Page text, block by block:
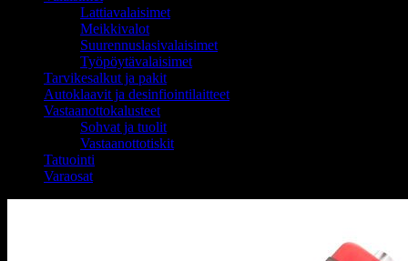
Lattiavalaisimet
Meikkivalot
Suurennuslasivalaisimet
Työpöytävalaisimet
Tarvikesalkut ja pakit
Autoklaavit ja desinfiointilaitteet
Vastaanottokalusteet
Sohvat ja tuolit
Vastaanottotiskit
Tatuointi
Varaosat